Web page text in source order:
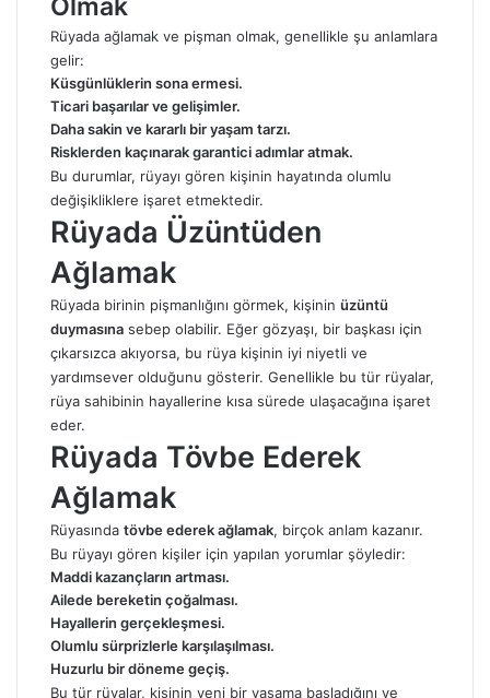
Olmak
Rüyada ağlamak ve pişman olmak, genellikle şu anlamlara
gelir:
Küsgünlüklerin sona ermesi.
Ticari başarılar ve gelişimler.
Daha sakin ve kararlı bir yaşam tarzı.
Risklerden kaçınarak garantici adımlar atmak.
Bu durumlar, rüyayı gören kişinin hayatında olumlu
değişikliklere işaret etmektedir.
Rüyada Üzüntüden
Ağlamak
Rüyada birinin pişmanlığını görmek, kişinin üzüntü
duymasına sebep olabilir. Eğer gözyaşı, bir başkası için
çıkarsızca akıyorsa, bu rüya kişinin iyi niyetli ve
yardımsever olduğunu gösterir. Genellikle bu tür rüyalar,
rüya sahibinin hayallerine kısa sürede ulaşacağına işaret
eder.
Rüyada Tövbe Ederek
Ağlamak
Rüyasında tövbe ederek ağlamak, birçok anlam kazanır.
Bu rüyayı gören kişiler için yapılan yorumlar şöyledir:
Maddi kazançların artması.
Ailede bereketin çoğalması.
Hayallerin gerçekleşmesi.
Olumlu sürprizlerle karşılaşılması.
Huzurlu bir döneme geçiş.
Bu tür rüyalar, kişinin yeni bir yaşama başladığını ve